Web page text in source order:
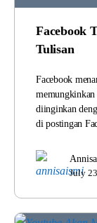
Facebook
Tulisan
Facebook
memungkinkan
diinginkan
di postingan
July